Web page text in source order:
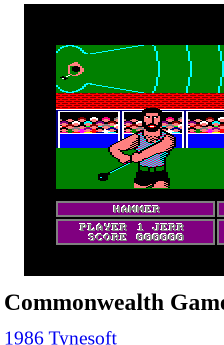
Commonwealth
1986 Tynesoft